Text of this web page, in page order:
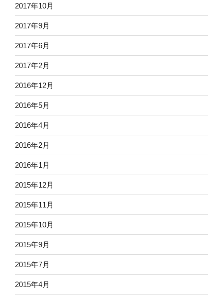
2017年10月
2017年9月
2017年6月
2017年2月
2016年12月
2016年5月
2016年4月
2016年2月
2016年1月
2015年12月
2015年11月
2015年10月
2015年9月
2015年7月
2015年4月